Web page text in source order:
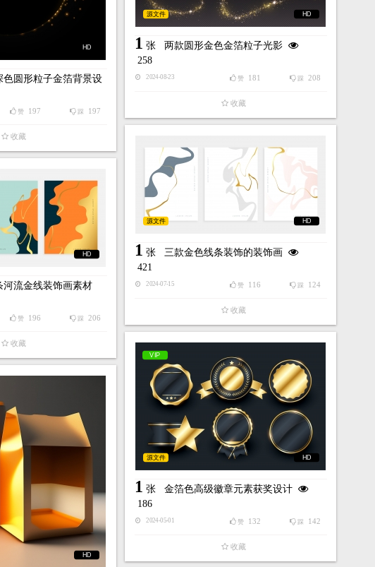
HD
色圆形粒子金箔背景设
踩 197
赞 197
收藏
HD
源文件
1 张 两款圆形金色金箔粒子光影
258
2024-08-23 踩 208
赞 181
收藏
HD
源文件
1 张 三款金色线条装饰的装饰画
421
2024-07-15 踩 124
赞 116
收藏
HD
河流金线装饰画素材
踩 206
赞 196
收藏
VIP
HD
源文件
1 张 金箔色高级徽章元素获奖设计
186
2024-05-01 踩 142
赞 132
收藏
HD